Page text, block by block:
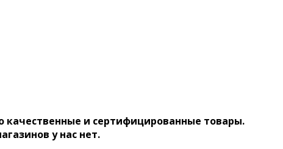
и сертифицированные товары.
у нас нет.